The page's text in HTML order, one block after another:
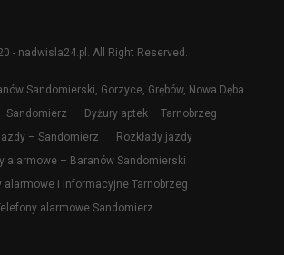
- nadwisla24.pl. All Right Reserved.
Sandomierski, Gorzyce, Grębów, Nowa Dęba
Sandomierz
Dyżury aptek – Tarnobrzeg
– Sandomierz
Rozkłady jazdy
alarmowe – Baranów Sandomierski
alarmowe i informacyjne Tarnobrzeg
alarmowe Sandomierz